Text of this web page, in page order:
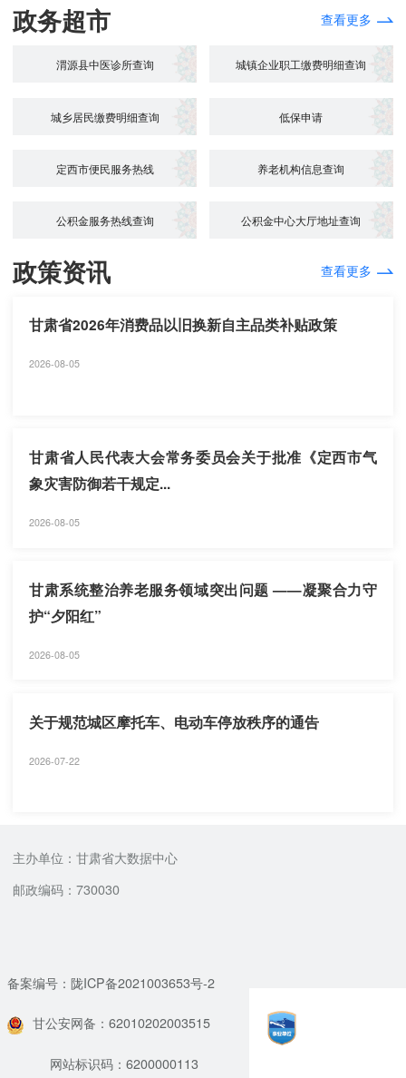
政务超市 查看更多
渭源县中医诊所查询 城镇企业职工缴费明细查询
城乡居民缴费明细查询 低保申请
定西市便民服务热线 养老机构信息查询
公积金服务热线查询 公积金中心大厅地址查询
政策资讯 查看更多
甘肃省2026年消费品以旧换新自主品类补贴政策
2026-08-05
甘肃省人民代表大会常务委员会关于批准《定西市气
象灾害防御若干规定...
2026-08-05
甘肃系统整治养老服务领域突出问题 ——凝聚合力守
护“夕阳红”
2026-08-05
关于规范城区摩托车、电动车停放秩序的通告
2026-07-22
主办单位：甘肃省大数据中心
邮政编码：730030
备案编号：陇ICP备2021003653号-2
甘公安网备：62010202003515
网站标识码：6200000113